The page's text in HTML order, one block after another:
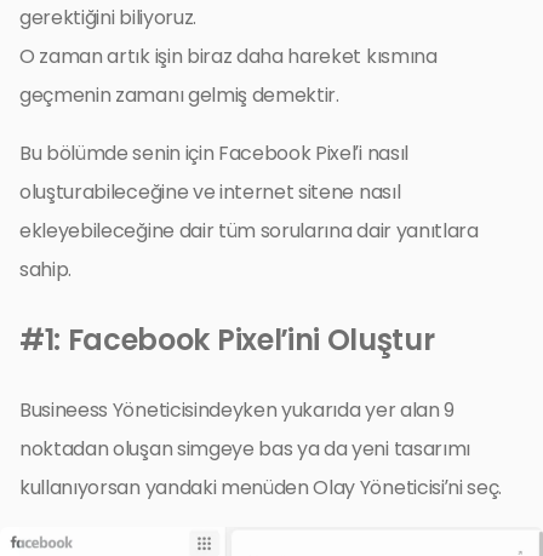
gerektiğini biliyoruz.
O zaman artık işin biraz daha hareket kısmına
geçmenin zamanı gelmiş demektir.
Bu bölümde senin için Facebook Pixel’i nasıl
oluşturabileceğine ve internet sitene nasıl
ekleyebileceğine dair tüm sorularına dair yanıtlara
sahip.
#1: Facebook Pixel’ini Oluştur
Busineess Yöneticisindeyken yukarıda yer alan 9
noktadan oluşan simgeye bas ya da yeni tasarımı
kullanıyorsan yandaki menüden Olay Yöneticisi’ni seç.